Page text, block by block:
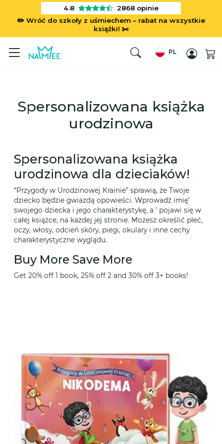
✏️ Wróć do szkoły z uśmiechem – rabat na wszystkie
książki! ✂️
4.8 2868 opinie
PL
Spersonalizowana książka
urodzinowa
Spersonalizowana książka
urodzinowa dla dzieciaków!
“Przygody w Urodzinowej Krainie” sprawią, że Twoje
dziecko będzie gwiazdą opowieści. Wprowadź imię'
swojego dziecka i jego charakterystykę, a ' pojawi się w
całej książce, na każdej jej stronie. Możesz określić płeć,
oczy, włosy, odcień skóry, piegi, okulary i inne cechy
charakterystyczne wyglądu.
Buy More Save More
Get 20% off 1 book, 25% off 2 and 30% off 3+ books!